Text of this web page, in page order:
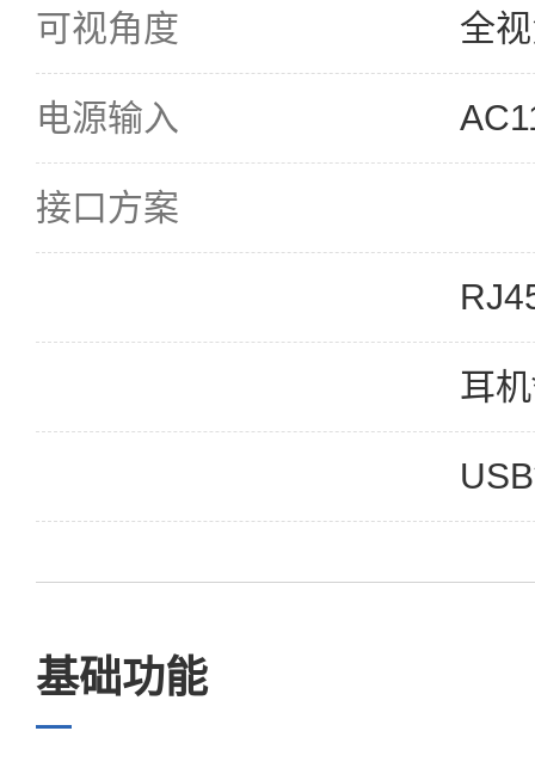
可视角度 全
电源输入
接口方案
耳
基础功能